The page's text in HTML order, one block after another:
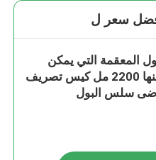
سعر ل
المعقمة التي يمكن
التخلص منها 2200 مل كيس تصريف
سلس البول